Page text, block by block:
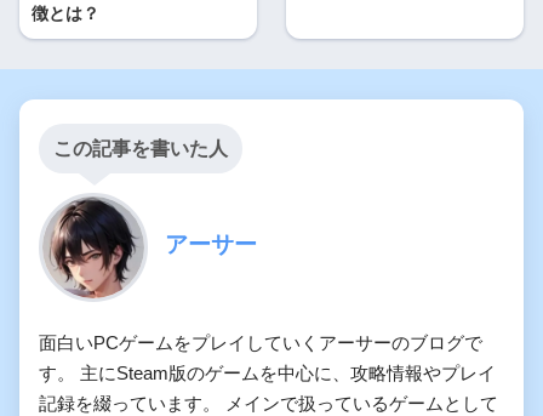
徴とは？
この記事を書いた人
アーサー
面白いPCゲームをプレイしていくアーサーのブログで
す。 主にSteam版のゲームを中心に、攻略情報やプレイ
記録を綴っています。 メインで扱っているゲームとして